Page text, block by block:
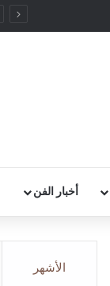
أخبار الفن
الأشهر